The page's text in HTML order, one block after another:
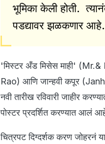
भूमिका केली होती.
पडद्यावर झळकणार आहे.
'मिस्टर अँड मिसेस माही'
Rao) आणि जान्हवी कपूर
नवी तारीख रविवारी जाहीर
पोस्टर प्रदर्शित करण्यात आलं
चित्रपट दिग्दर्शक करण जोहरनं